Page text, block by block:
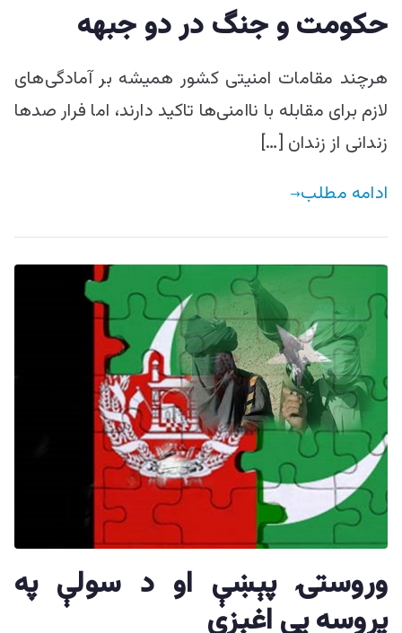
حکومت و جنگ در دو جبهه
هرچند مقامات امنیتی کشور همیشه بر آمادگی‌های
لازم برای مقابله با ناامنی‌ها تاکید دارند، اما فرار صدها
زندانی از زندان […]
ادامه مطلب
وروستۍ پېښې او د سولې په
پروسه یې اغېزې